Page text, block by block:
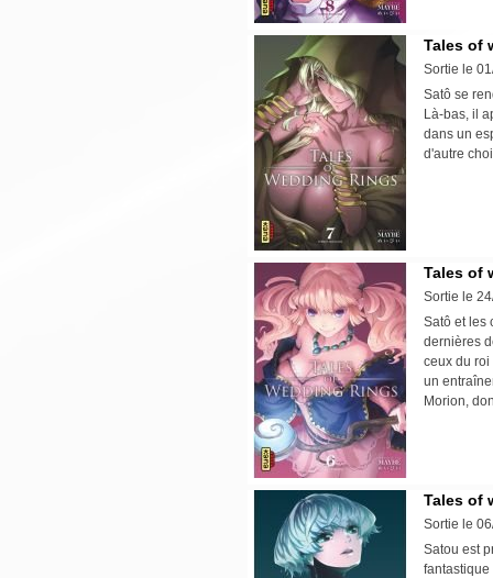
Tales of
Sortie le
Satô se
Là-bas, il
dans un
d'autre
Tales of
Sortie le
Satô et les
dernières
ceux du roi
un
Morion,
Tales of
Sortie le
Satou est
fantastique